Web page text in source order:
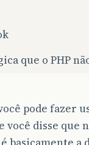
que o PHP
pode fazer
você disse que